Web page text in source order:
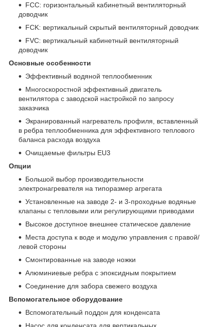
FCC: горизонтальный кабинетный вентиляторный
доводчик
FCK: вертикальный скрытый вентиляторный доводчик
FVC: вертикальный кабинетный вентиляторный
доводчик
Основные особенности
Эффективный водяной теплообменник
Многоскоростной эффективный двигатель
вентилятора с заводской настройкой по запросу
заказчика
Экранированный нагреватель профиля, вставленный
в ребра теплообменника для эффективного теплового
баланса расхода воздуха
Очищаемые фильтры EU3
Опции
Большой выбор производительности
электронагревателя на типоразмер агрегата
Установленные на заводе 2- и 3-проходные водяные
клапаны с тепловыми или регулирующими приводами
Высокое доступное внешнее статическое давление
Места доступа к воде и модулю управления с правой/
левой стороны
Смонтированные на заводе ножки
Алюминиевые ребра с эпоксидным покрытием
Соединение для забора свежего воздуха
Вспомогательное оборудование
Вспомогательный поддон для конденсата
Насос для конденсата для вертикальных